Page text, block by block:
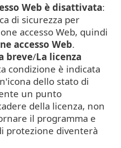
Web è disattivata:
di sicurezza per
accesso Web, quindi
accesso Web.
breve/La licenza
condizione è indicata
dello stato di
un punto
della licenza, non
il programma e
protezione diventerà